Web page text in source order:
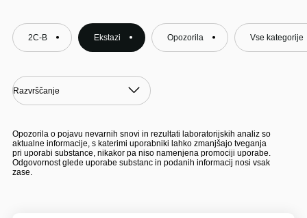
2C-B Ekstazi Opozorila Vse kategorije
Opozorila o pojavu nevarnih snovi in rezultati laboratorijskih analiz so
aktualne informacije, s katerimi uporabniki lahko zmanjšajo tveganja
pri uporabi substance, nikakor pa niso namenjena promociji uporabe.
Odgovornost glede uporabe substanc in podanih informacij nosi vsak
zase.